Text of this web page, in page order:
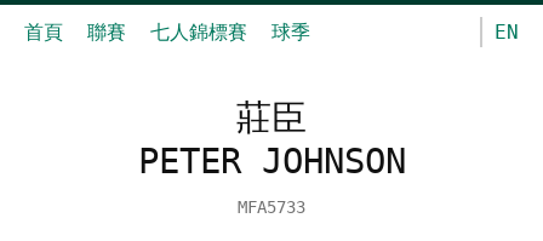
首頁 聯賽 七人錦標賽 球季 EN
莊臣
PETER JOHNSON
MFA5733